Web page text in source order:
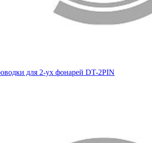
для 2-ух фонарей DT-2PIN